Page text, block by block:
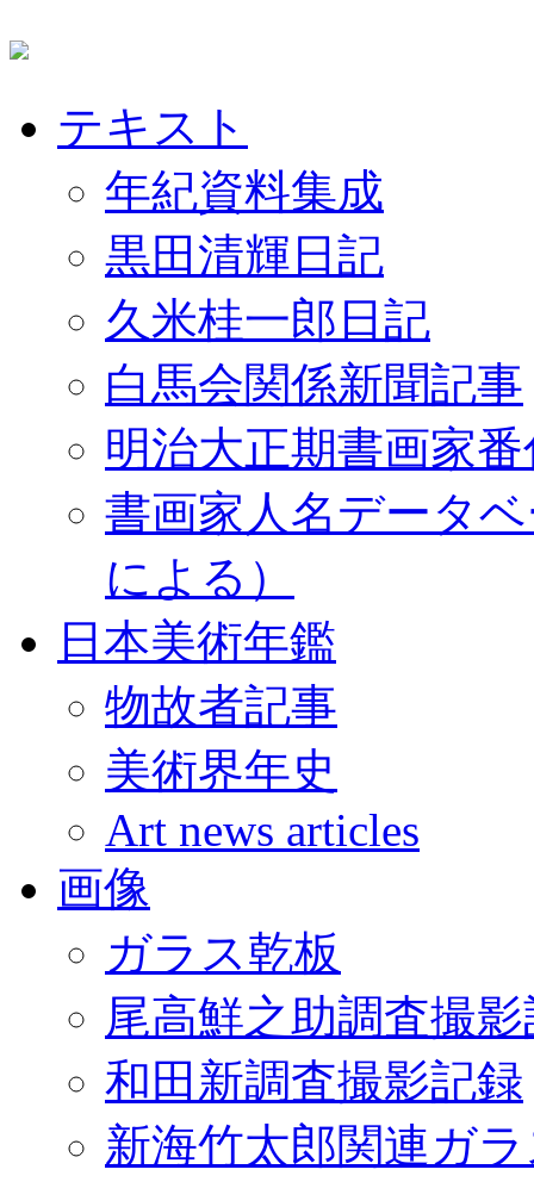
テキスト
年紀資料集成
黒田清輝日記
久米桂一郎日記
白馬会関係新聞記事
明治大正期書画家
書画家人名データ
による）
日本美術年鑑
物故者記事
美術界年史
Art news articles
画像
ガラス乾板
尾高鮮之助調査撮
和田新調査撮影記録
新海竹太郎関連ガ